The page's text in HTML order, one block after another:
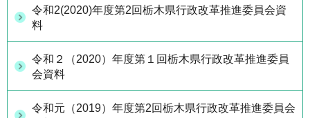
令和2(2020)年度第2回栃木県行政改革推進委員会資
料
令和２（2020）年度第１回栃木県行政改革推進委員
会資料
令和元（2019）年度第2回栃木県行政改革推進委員会